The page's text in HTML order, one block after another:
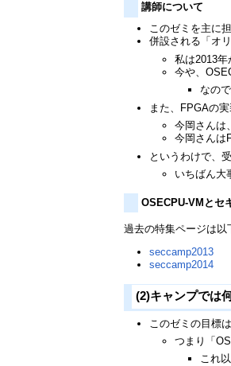
講師について
このゼミを主に
併設される「オ
私は2013
今や、
なの
また、FPGAの
今岡さんは、
今岡さんは
というわけで、
いちばん大
OSECPU-VMとセ
過去の特集ページは以
seccamp2013
seccamp2014
(2)キャンプでは
このゼミの目標
つまり「
これ